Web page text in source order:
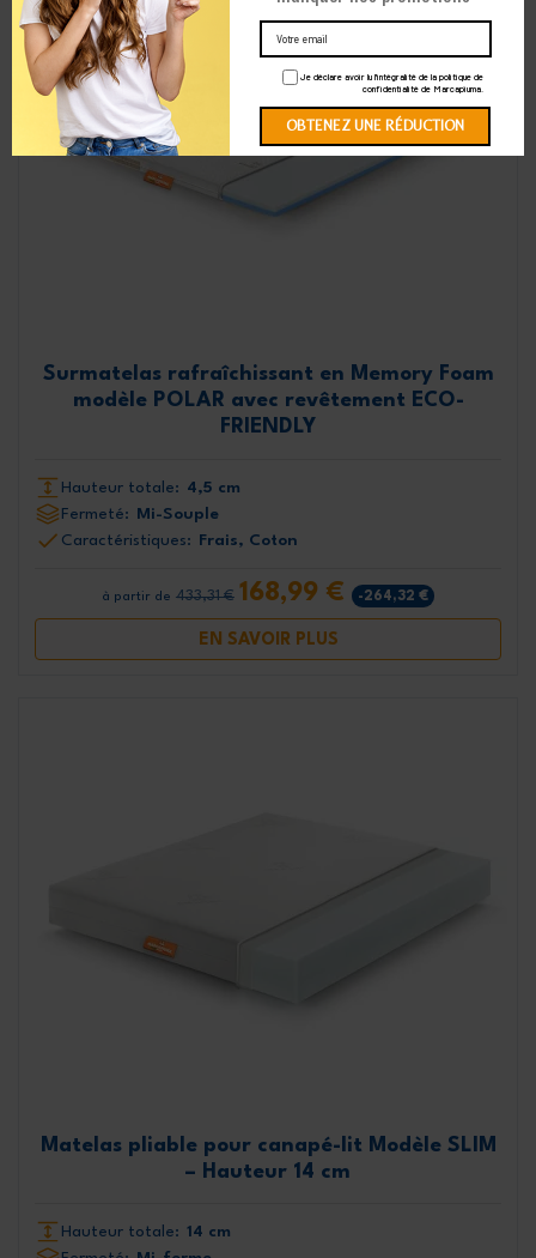
Surmatelas rafraîchissant en Memory Foam
modèle POLAR avec revêtement ECO-
FRIENDLY
Hauteur totale: 4,5 cm
Fermeté: Mi-Souple
Caractéristiques: Frais, Coton
à partir de 433,31 € 168,99 € -264,32 €
EN SAVOIR PLUS
Matelas pliable pour canapé-lit Modèle SLIM
– Hauteur 14 cm
Hauteur totale: 14 cm
Je déclare avoir lu l'intégralité de la politique de
confidentialité de Marcapiuma.